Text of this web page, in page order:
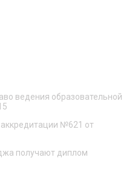
ведения образовательной
аккредитации №621 от
получают диплом